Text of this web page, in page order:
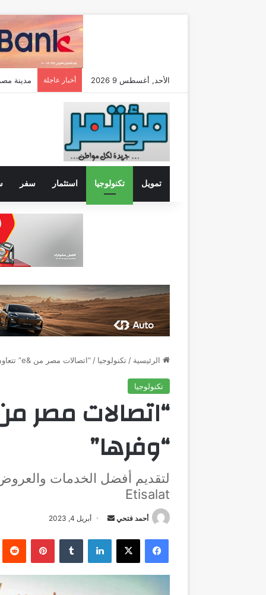
الأحد, أغسطس 9 2026 أخبار عاجلة مدحت عوض :
تمويل تكنولوجيا استثمار سفر
الرئيسية / تكنولوجيا / “اتصالات مصر من &e” تتعاون مع “وفرها”
تكنولوجيا
“وفرها”
Etisalat
أحمد فتحي
أرسل
إلكترونيا
أبريل 4, 2023
فيسبوك ‫X لينكدإن بينتيريست